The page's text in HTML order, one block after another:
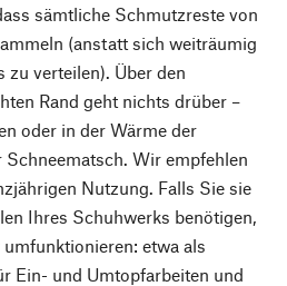
sämtliche Schmutzreste von
(anstatt sich weiträumig
zu verteilen). Über den
Rand geht nichts drüber –
oder in der Wärme der
Wir empfehlen
Nutzung. Falls Sie sie
Ihres Schuhwerks benötigen,
etwa als
Ein- und Umtopfarbeiten und